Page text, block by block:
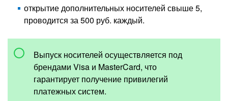
открытие дополнительных носителей свыше 5,
проводится за 500 руб. каждый.
Выпуск носителей осуществляется под
брендами Visa и MasterCard, что
гарантирует получение привилегий
платежных систем.